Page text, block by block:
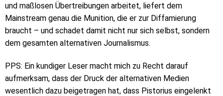
und maßlosen Übertreibungen arbeitet, liefert dem
Mainstream genau die Munition, die er zur Diffamierung
braucht – und schadet damit nicht nur sich selbst, sondern
dem gesamten alternativen Journalismus.
PPS: Ein kundiger Leser macht mich zu Recht darauf
aufmerksam, dass der Druck der alternativen Medien
wesentlich dazu beigetragen hat, dass Pistorius eingelenkt